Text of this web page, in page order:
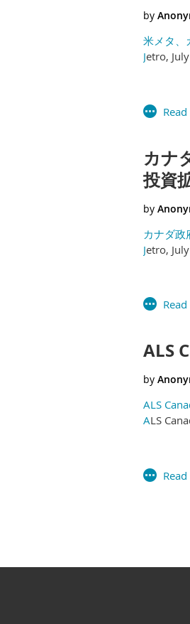
米メタ、
Jetro,
カナ
投資
カナダ
Jetro,
ALS
ALS
ALS